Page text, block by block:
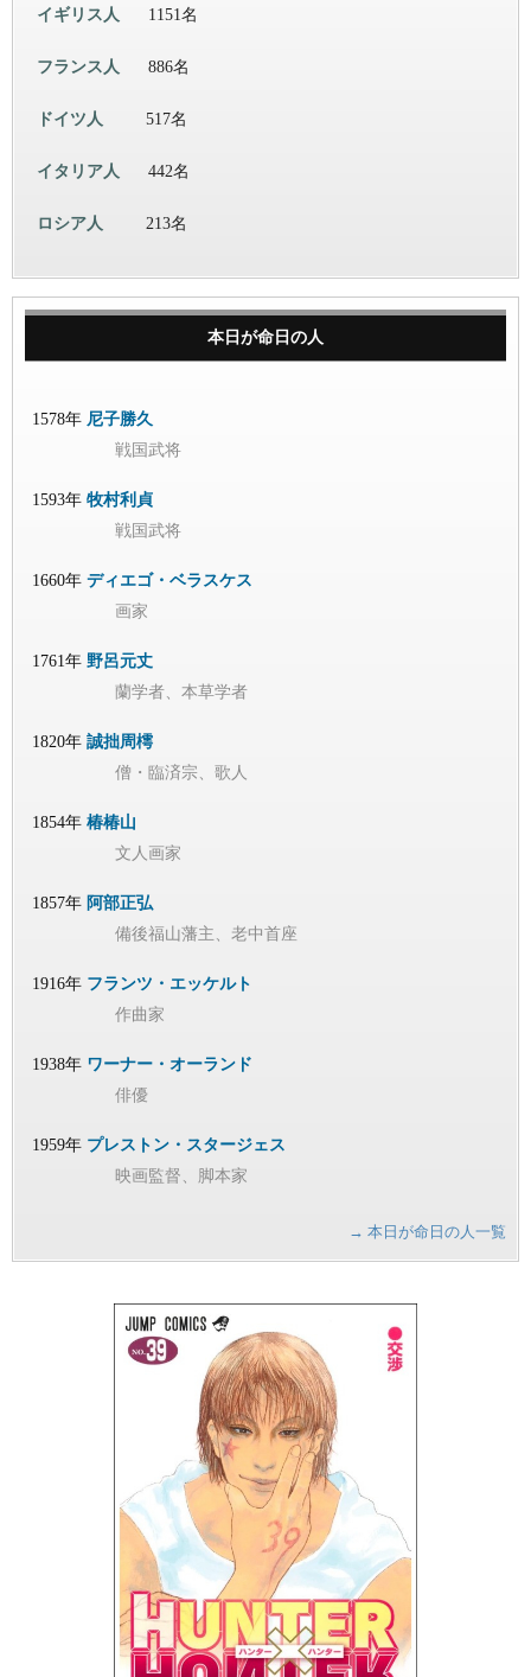
イギリス人 1151名
フランス人 886名
ドイツ人 517名
イタリア人 442名
ロシア人 213名
本日が命日の人
1578年 尼子勝久
戦国武将
1593年 牧村利貞
戦国武将
1660年 ディエゴ・ベラスケス
画家
1761年 野呂元丈
蘭学者、本草学者
1820年 誠拙周樗
僧・臨済宗、歌人
1854年 椿椿山
文人画家
1857年 阿部正弘
備後福山藩主、老中首座
1916年 フランツ・エッケルト
作曲家
1938年 ワーナー・オーランド
俳優
1959年 プレストン・スタージェス
映画監督、脚本家
→ 本日が命日の人一覧